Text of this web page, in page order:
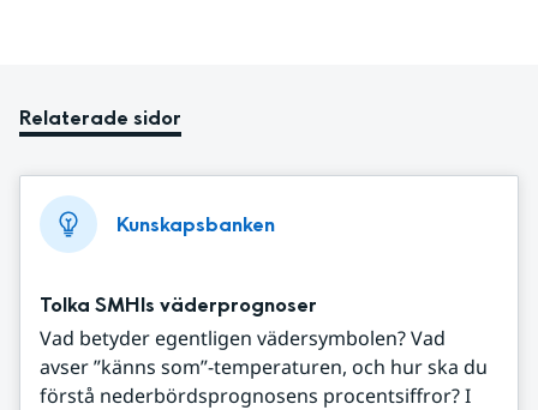
Relaterade sidor
Kunskapsbanken
Tolka SMHIs väderprognoser
Vad betyder egentligen vädersymbolen? Vad
avser ”känns som”-temperaturen, och hur ska du
förstå nederbördsprognosens procentsiffror? I